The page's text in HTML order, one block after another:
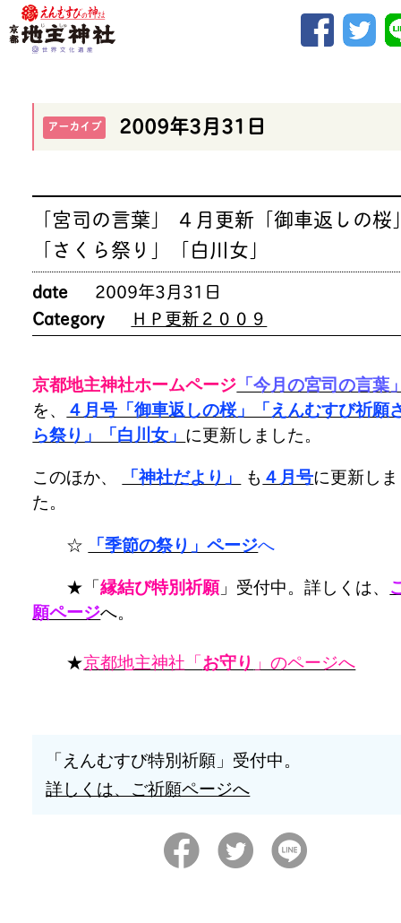
アーカイブ 2009年3月31日
「宮司の言葉」 ４月更新「御車返しの桜
「さくら祭り」「白川女」
date
2009年3月31日
Category
ＨＰ更新２００９
京都地主神社ホームページ 「今月の宮司の言葉
を、
４月号「御車返しの桜」「えんむすび祈願
ら祭り」「白川女」 に更新しました。
このほか、 「神社だより」 も ４月号に更新し
た。
☆ 「季節の祭り」ページへ
★「縁結び特別祈願」受付中。詳しくは、
願ページへ。
★京都地主神社「お守り 」のページへ
「えんむすび特別祈願」受付中。
詳しくは、ご祈願ページへ